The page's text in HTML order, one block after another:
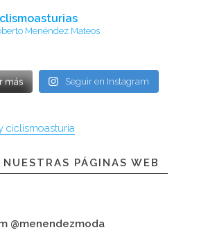
Menéndez Mateos
más Seguir en Instagram
ciclismoasturia
PÁGINAS WEB
@menendezmoda